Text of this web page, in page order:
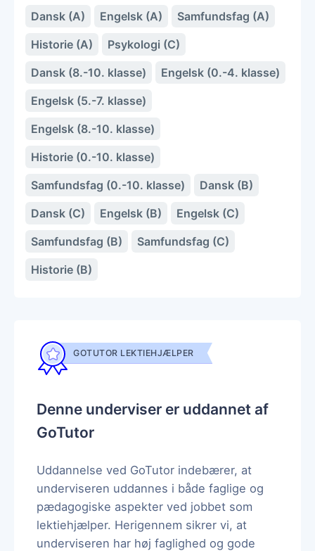
Dansk (A)
Engelsk (A)
Samfundsfag (A)
Historie (A)
Psykologi (C)
Dansk (8.-10. klasse)
Engelsk (0.-4. klasse)
Engelsk (5.-7. klasse)
Engelsk (8.-10. klasse)
Historie (0.-10. klasse)
Samfundsfag (0.-10. klasse)
Dansk (B)
Dansk (C)
Engelsk (B)
Engelsk (C)
Samfundsfag (B)
Samfundsfag (C)
Historie (B)
GOTUTOR LEKTIEHJÆLPER
Denne underviser er uddannet af
GoTutor
Uddannelse ved GoTutor indebærer, at
underviseren uddannes i både faglige og
pædagogiske aspekter ved jobbet som
lektiehjælper. Herigennem sikrer vi, at
underviseren har høj faglighed og gode